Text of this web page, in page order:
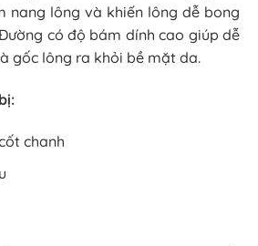
nang lông và khiến lông dễ bong
có độ bám dính cao giúp dễ
gốc lông ra khỏi bề mặt da.
chanh